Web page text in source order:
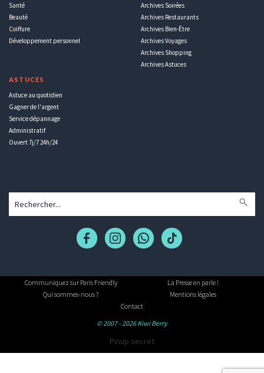
Santé
Beauté
Coiffure
Développement personnel
ASTUCES
Astuce au quotidien
Gagner de l'argent
Service dépannage
Administratif
Ouvert 7j/7 24h/24
Archives Soirées
Archives Restaurants
Archives Bien-Être
Archives Voyages
Archives Shopping
Archives Astuces
Communiquez sur Paris Friendly
La Presse en parle !
Qui sommes-nous ?
Mentions légales
Contact
© 2007 - 2026 Kiwi Berry
Pinup secret